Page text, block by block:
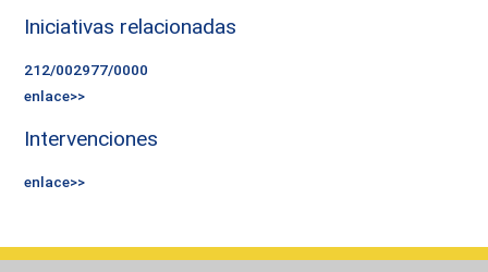
Iniciativas relacionadas
212/002977/0000
enlace>>
Intervenciones
enlace>>